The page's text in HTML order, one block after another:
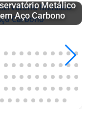
Metálico
em Aço Carbono